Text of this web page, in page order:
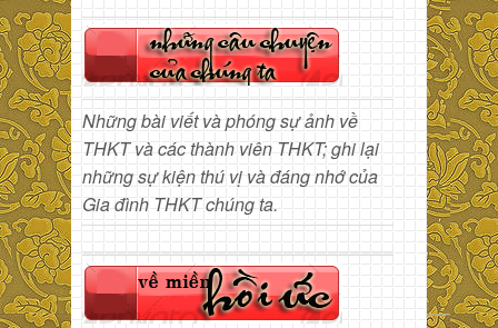
Những bài viết và phóng sự ảnh về
THKT và các thành viên THKT; ghi lại
những sự kiện thú vị và đáng nhớ của
Gia đình THKT chúng ta.